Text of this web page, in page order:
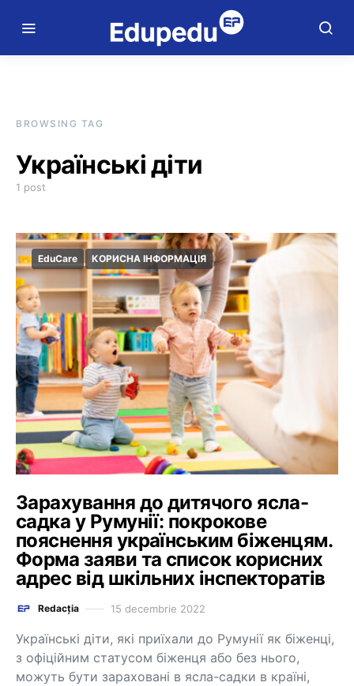
BROWSING TAG
Українські діти
1 post
EduCare КОРИСНА ІНФОРМАЦІЯ
Зарахування до дитячого ясла-
садка у Румунії: покрокове
пояснення українським біженцям.
Форма заяви та список корисних
адрес від шкільних інспекторатів
Redacția 15 decembrie 2022
Українські діти, які приїхали до Румунії як біженці,
з офіційним статусом біженця або без нього,
можуть бути зараховані в ясла-садки в країні,